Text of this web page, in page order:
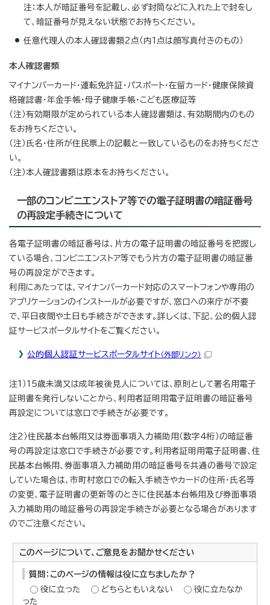
注：本人が暗証番号を記載し、必ず封筒などに入れた上で封をし
て、暗証番号が見えない状態でお持ちください。
任意代理人の本人確認書類2点（内1点は顔写真付きのもの）
本人確認書類
マイナンバーカード・運転免許証・パスポート・在留カード・健康保険資
格確認書・年金手帳・母子健康手帳・こども医療証等
（注）有効期限が定められている本人確認書類は、有効期間内のもの
をお持ちください。
（注）氏名・住所が住民票上の記載と一致しているものをお持ちくださ
い。
（注）本人確認書類は原本をお持ちください。
一部のコンビニエンストア等での電子証明書の暗証番号
の再設定手続きについて
各電子証明書の暗証番号は、片方の電子証明書の暗証番号を把握し
ている場合、コンビニエンストア等でもう片方の電子証明書の暗証番
号の再設定ができます。
利用にあたっては、マイナンバーカード対応のスマートフォンや専用の
アプリケーションのインストールが必要ですが、窓口への来庁が不要
で、平日夜間や土日も手続きができます。詳しくは、下記、公的個人認
証サービスポータルサイトをご覧ください。
公的個人認証サービスポータルサイト（外部リンク）
注1）15歳未満又は成年被後見人については、原則として署名用電子
証明書を発行しないことから、利用者証明用電子証明書の暗証番号
再設定については窓口で手続きが必要です。
注2）住民基本台帳用又は券面事項入力補助用（数字4桁）の暗証番
号の再設定は窓口で手続きが必要です。利用者証明用電子証明書、住
民基本台帳用、券面事項入力補助用の暗証番号を共通の番号で設定
していた場合は、市町村窓口での転入手続きやカードの住所・氏名等
の変更、電子証明書の更新等のときに住民基本台帳用及び券面事項
入力補助用の暗証番号の再設定手続きが必要となる場合があります
のでご注意ください。
このページについて、ご意見をお聞かせください
質問：このページの情報は役に立ちましたか？
役に立った
どちらともいえない
役に立たなか
った